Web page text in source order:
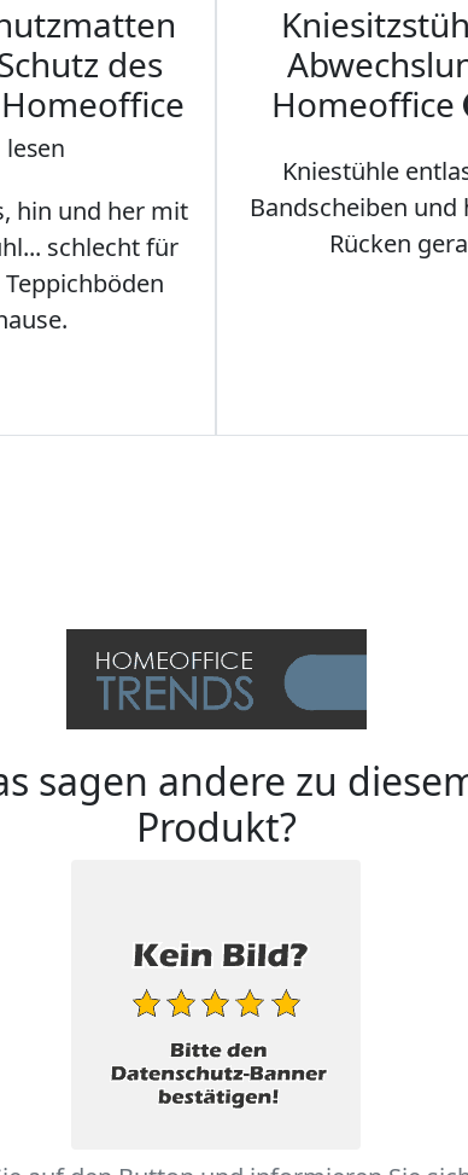
des
lesen
hin und her mit
schlecht für
Homeoffice
Kniestühle
Bandscheiben und
Rücken
sagen andere zu
Produkt?